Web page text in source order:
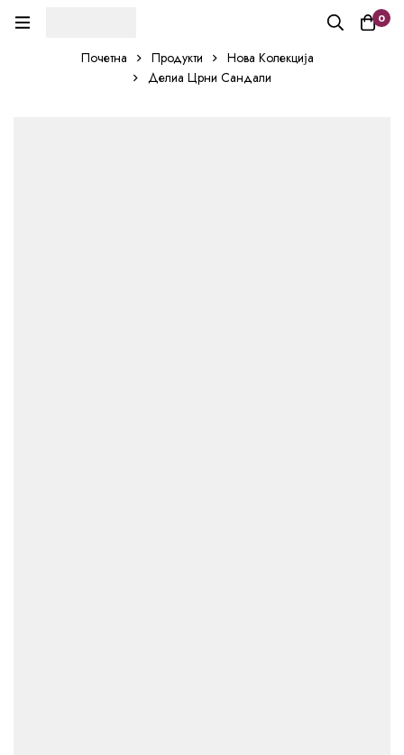
0
Почетна Продукти
Нова Колекција
Делиа Црни Сандали